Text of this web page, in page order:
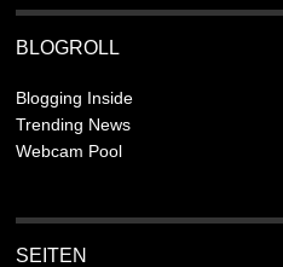
BLOGROLL
Blogging Inside
Trending News
Webcam Pool
SEITEN